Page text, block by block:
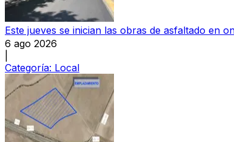
Este jueves se inician las obras de asfaltado en
6 ago 2026
Categoría: Local